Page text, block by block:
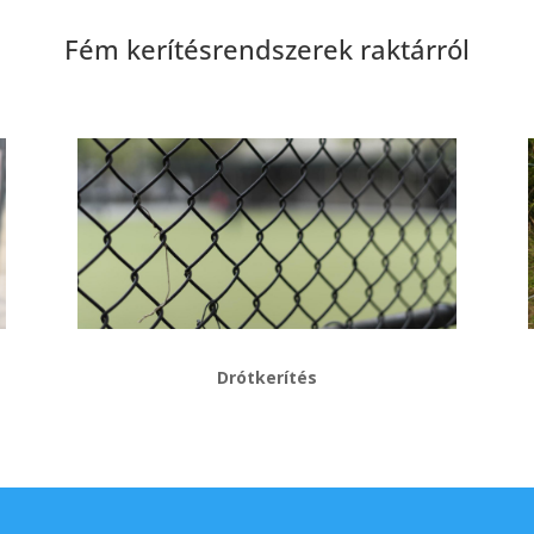
Fém kerítésrendszerek raktárról
Drótkerítés